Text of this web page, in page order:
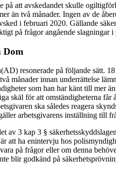
på att avskedandet skulle
än två månader. Ingen av de
i februari 2020. Gällande
på frågor angående slagningar
Dom
resonerade på följande sätt.
månader innan underrättelse
som han har känt till mer
skäl för att omständigheterna
ska således reagera
arbetsgivarens inställning till
av 3 kap 3 §
att ha enintervju hos
på frågor eller om denna
blir godkänd på